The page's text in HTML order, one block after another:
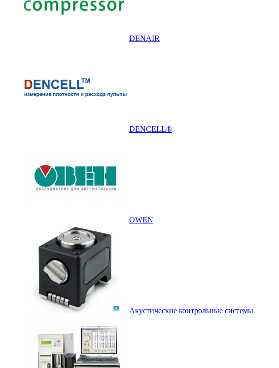
DENAIR
DENCELL®
OWEN
Акустические контрольные системы